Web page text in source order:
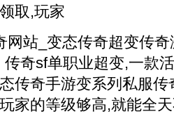
取,玩家
网站_变态传奇超变传
传奇sf单职业超变,一款
传奇手游变系列私服
家的等级够高,就能全